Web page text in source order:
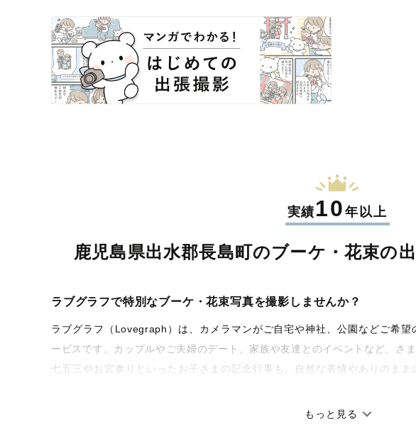
実績10年以上
鹿児島県出水郡長島町のブーケ・花束の
ラブグラフで特別なブーケ・花束写真を撮影しませんか？
ラブグラフ（Lovegraph）は、カメラマンがご自宅や神社、公園などご希
ービスです。カップルやご夫婦のデート、家族や友達とのイベントなど、さ
七五三やお宮参りといったお子さまの記念行事も、自然な表情やありのま
もっと見る